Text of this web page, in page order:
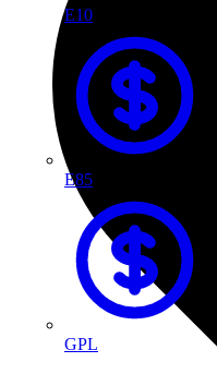
E10
E85
GPL